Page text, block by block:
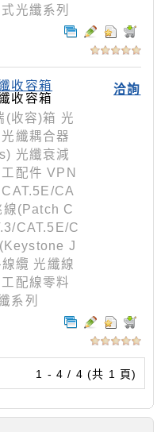
光纖系列
洽詢
收容箱
收容箱
(收容)箱 光
纖耦合器
光纖衰減
配件 VPN
CA
線(Patch C
CAT.5E/C
J
纜 光纖線
配線零料
系列
1 - 4 / 4 (共 1 頁)